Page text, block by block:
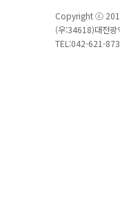
Copyright ⓒ
(우:34618)대전광
TEL:042-621-